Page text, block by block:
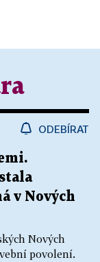
ODEBÍRAT
v Nových
Nových
povolení.